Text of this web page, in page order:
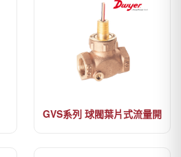
GVS系列 球閥葉片式流量開